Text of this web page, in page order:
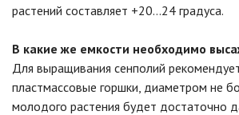
растений составляет +20…24 градуса.
В какие же емкости необходимо
Для выращивания сенполий
пластмассовые горшки, диаметром не
молодого растения будет достаточно